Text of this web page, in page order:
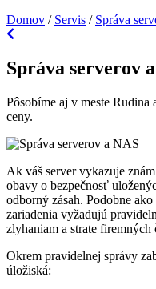
Domov / Servis / Správa
Správa serverov
Pôsobíme aj v meste
ceny.
Ak váš server vykazuje
obavy o bezpečnosť
odborný zásah. Podobne
zariadenia vyžadujú
zlyhaniam a strate
Okrem pravidelnej správy
úložiská: